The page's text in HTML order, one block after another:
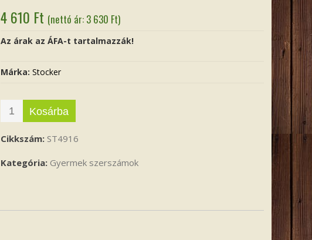
4 610 Ft (nettó ár: 3 630 Ft)
Az árak az ÁFA-t tartalmazzák!
Márka: Stocker
Kosárba
Cikkszám: ST4916
Kategória: Gyermek szerszámok